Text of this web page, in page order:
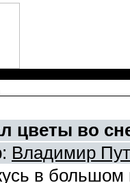
цветы во
Владимир
в большом